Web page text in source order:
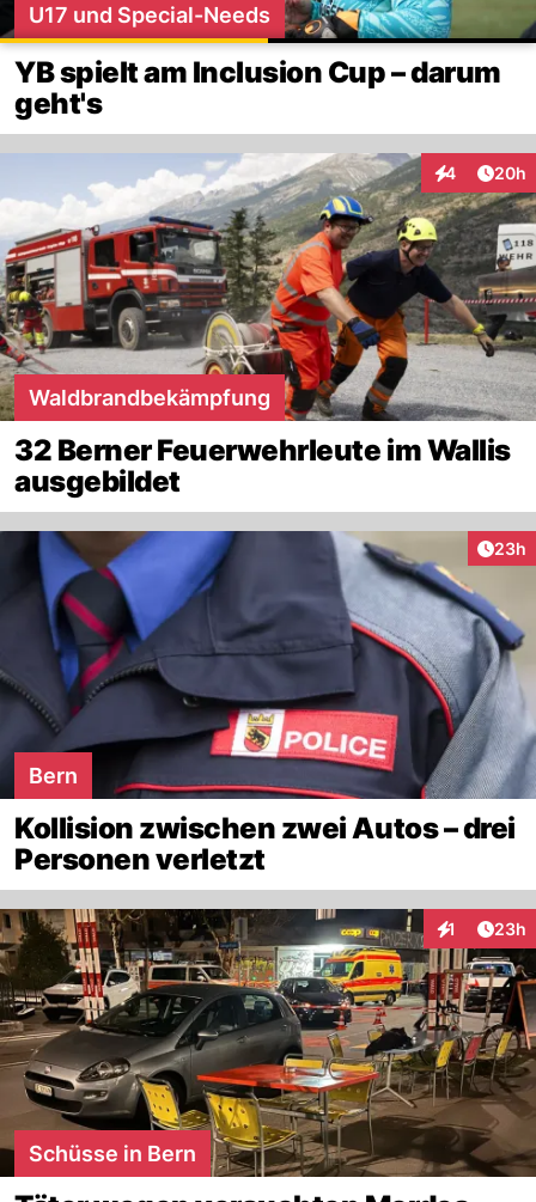
U17 und Special-Needs
YB spielt am Inclusion Cup – darum
geht's
4
Interaktionen
20h
Waldbrandbekämpfung
32 Berner Feuerwehrleute im Wallis
ausgebildet
23h
Bern
Kollision zwischen zwei Autos – drei
Personen verletzt
1
Interaktionen
23h
Schüsse in Bern